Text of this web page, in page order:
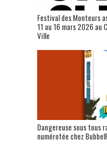
Festival des Monteurs
11 au 16 mars 2026 au
Ville
Dangereuse sous tous
numérotée chez